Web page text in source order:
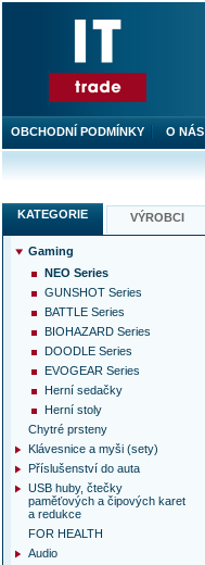
KATEGORIE VÝROBCI
Gaming
NEO Series
GUNSHOT Series
BATTLE Series
BIOHAZARD Series
DOODLE Series
EVOGEAR Series
Herní sedačky
Herní stoly
Chytré prsteny
Klávesnice a myši (sety)
Příslušenství do auta
USB huby, čtečky
paměťových a čipových karet
a redukce
FOR HEALTH
Audio
OBCHODNÍ PODMÍNKY O NÁS